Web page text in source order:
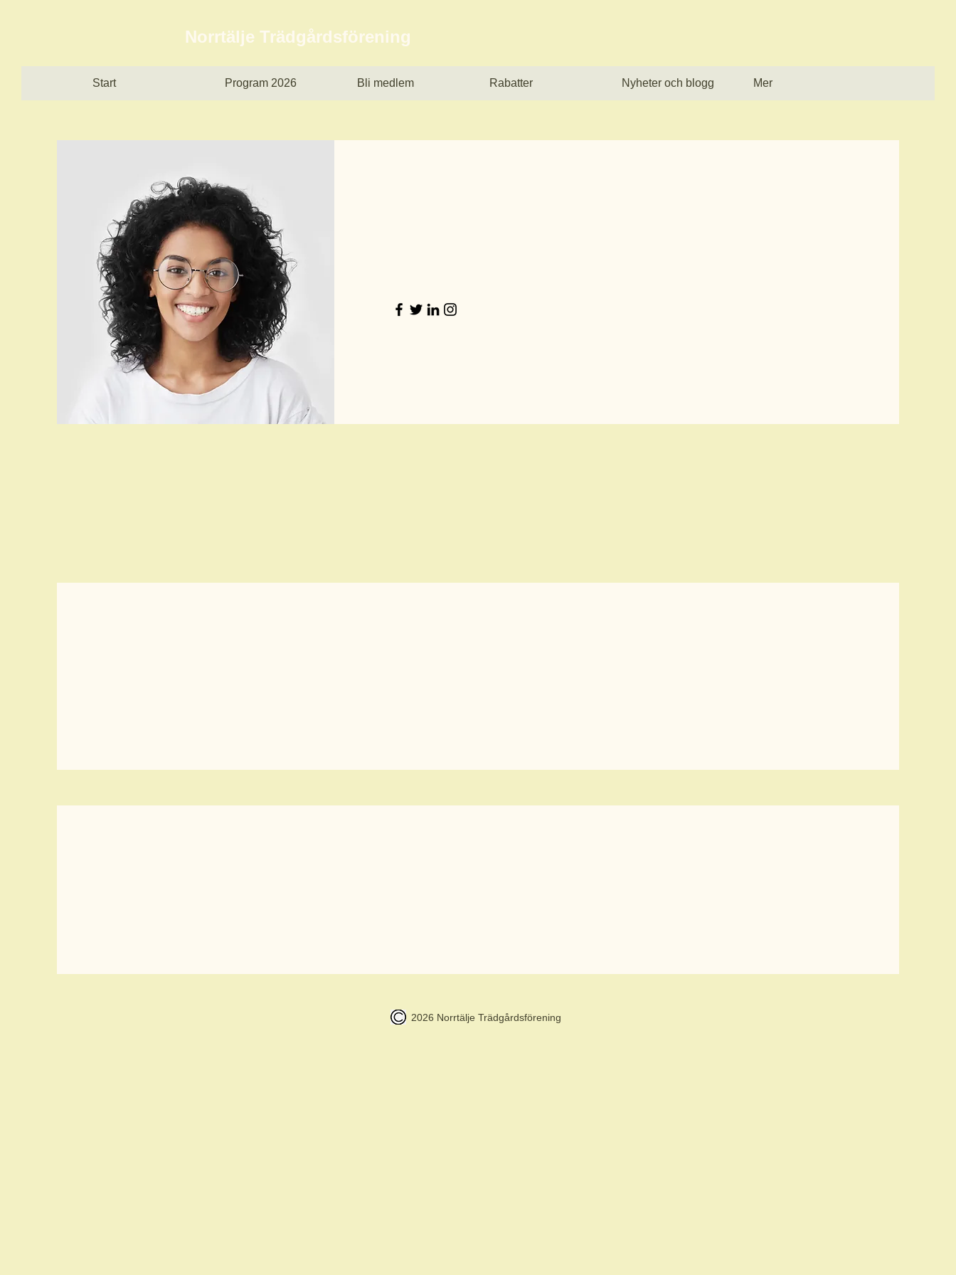
Norrtälje Trädgårdsförening
Start Program 2026 Bli medlem Rabatter Nyheter och blogg Mer
2026 Norrtälje Trädgårdsförening